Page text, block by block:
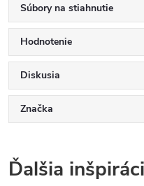
Súbory na stiahnutie
Hodnotenie
Diskusia
Značka
Ďalšia